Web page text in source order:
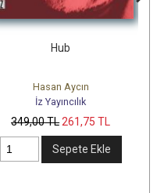
Hub
Hasan Aycın
İz Yayıncılık
349,00TL 261,75 TL
Sepete Ekle